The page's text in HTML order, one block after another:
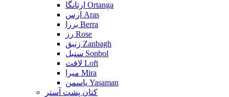
ارتانگا Ortanga
ارس Aras
بررا Berra
رز Rose
زنبق Zanbagh
سنبل Sonbol
لافت Loft
میرا Mira
یاسمن Yasaman
کتان پشت آستر